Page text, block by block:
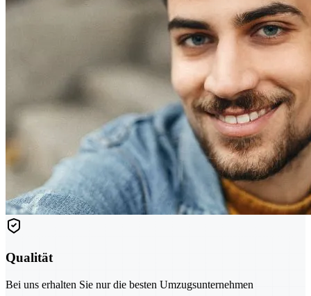
Qualität
Bei uns erhalten Sie nur die besten Umzugsunternehmen